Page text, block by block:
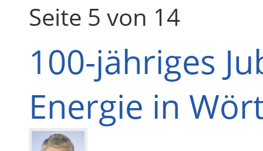
Seite 5 von 14
100-jähriges
Energie in